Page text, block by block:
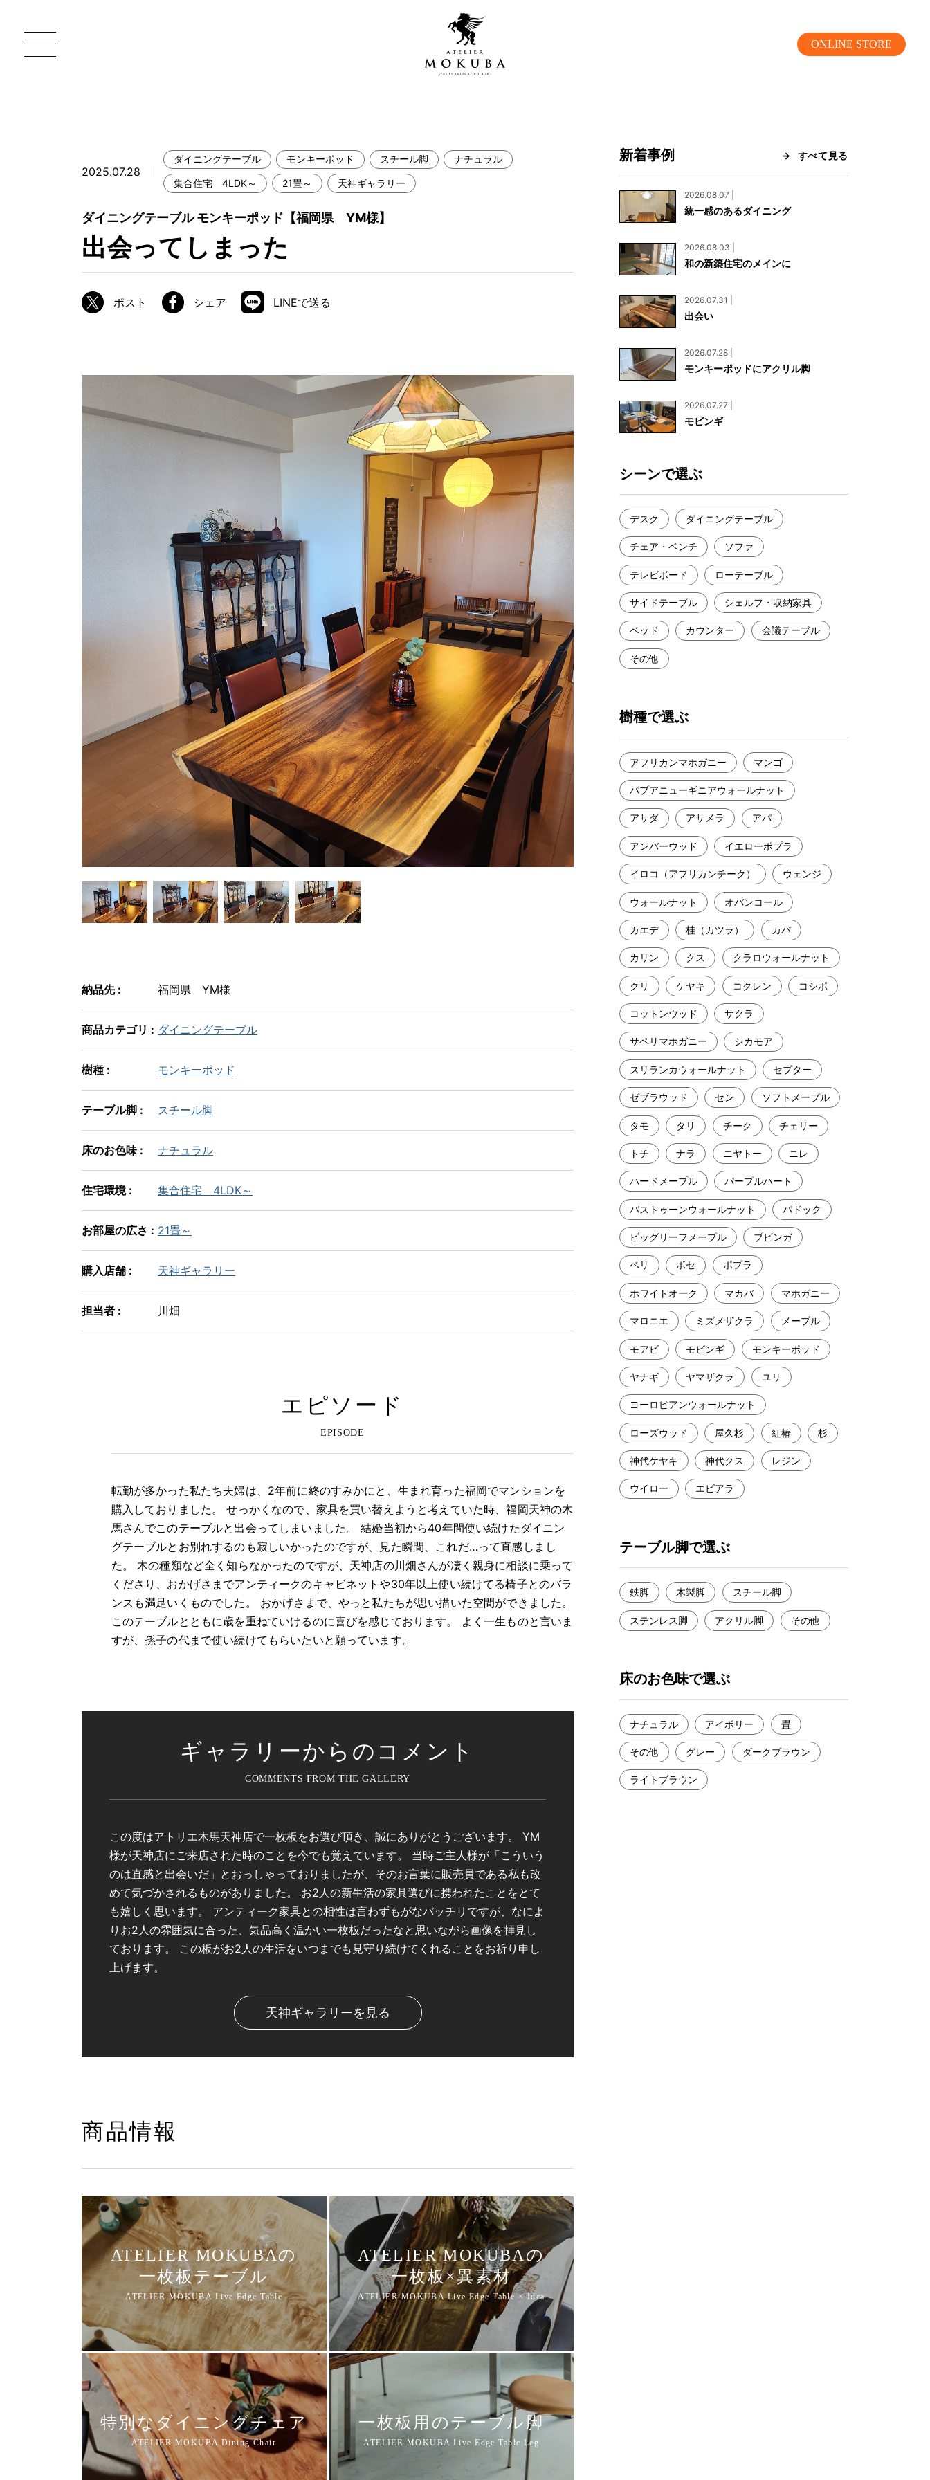
ONLINE STORE
一枚板 ATELIER MOKUBA HOME
MOKUBA について
ブランドコンセプト
加工技術
ATELIER MOKUBAの一枚板×異素材
特別なダイニングチェア
一枚板用のテーブル脚
コーディネート集
メンテナンス方法
直営店
新宿ギャラリー
【アウトレット取扱店】
大川ギャラリー【本店】
天神ギャラリー
公式オンラインストア
WEBカタログ
全商品一覧
納品事例（店舗・オフィス）
EVENT
BLOG
メディア美術協力実績
よくあるご質問
お問い合わせ
資料請求
工務店様・設計会社様向けお問い合わせ
一枚板買い取りに関して
2025.07.28
ダイニングテーブル モンキーポッド スチール脚 ナチュラル
集合住宅 4LDK～ 21畳～ 天神ギャラリー
出会ってしまった
ダイニングテーブル モンキーポッド【福岡県 YM様】
ポスト シェア LINEで送る
納品先 : 福岡県 YM様
商品カテゴリ : ダイニングテーブル
樹種 : モンキーポッド
テーブル脚 : スチール脚
床のお色味 : ナチュラル
住宅環境 : 集合住宅 4LDK～
お部屋の広さ : 21畳～
購入店舗 : 天神ギャラリー
担当者 : 川畑
エピソード
転勤が多かった私たち夫婦は、2年前に終のすみかにと、生まれ育った福岡でマンションを
購入しておりました。 せっかくなので、家具を買い替えようと考えていた時、福岡天神の木
馬さんでこのテーブルと出会ってしまいました。 結婚当初から40年間使い続けたダイニン
グテーブルとお別れするのも寂しいかったのですが、見た瞬間、これだ…って直感しまし
た。 木の種類など全く知らなかったのですが、天神店の川畑さんが凄く親身に相談に乗って
くださり、おかげさまでアンティークのキャビネットや30年以上使い続けてる椅子とのバラ
ンスも満足いくものでした。 おかげさまで、やっと私たちが思い描いた空間ができました。
このテーブルとともに歳を重ねていけるのに喜びを感じております。 よく一生ものと言いま
すが、孫子の代まで使い続けてもらいたいと願っています。
ギャラリーからのコメント
この度はアトリエ木馬天神店で一枚板をお選び頂き、誠にありがとうございます。 YM
様が天神店にご来店された時のことを今でも覚えています。 当時ご主人様が「こういう
のは直感と出会いだ」とおっしゃっておりましたが、そのお言葉に販売員である私も改
めて気づかされるものがありました。 お2人の新生活の家具選びに携われたことをとて
も嬉しく思います。 アンティーク家具との相性は言わずもがなバッチリですが、なによ
りお2人の雰囲気に合った、気品高く温かい一枚板だったなと思いながら画像を拝見し
ております。 この板がお2人の生活をいつまでも見守り続けてくれることをお祈り申し
上げます。
天神ギャラリーを見る
商品情報
ATELIER MOKUBAの
一枚板テーブル
ATELIER MOKUBAの
一枚板×異素材
特別なダイニングチェア 一枚板用のテーブル脚
新着事例 すべて見る
2026.08.07 |
統一感のあるダイニング
2026.08.03 |
和の新築住宅のメインに
2026.07.31 |
出会い
2026.07.28 |
モンキーポッドにアクリル脚
2026.07.27 |
モビンギ
シーンで選ぶ
デスク ダイニングテーブル
チェア・ベンチ ソファ
テレビボード ローテーブル
サイドテーブル シェルフ・収納家具
ベッド カウンター 会議テーブル
その他
樹種で選ぶ
アフリカンマホガニー マンゴ
パプアニューギニアウォールナット
アサダ アサメラ アパ
アンバーウッド イエローポプラ
イロコ（アフリカンチーク） ウェンジ
ウォールナット オバンコール
カエデ 桂（カツラ） カバ
カリン クス クラロウォールナット
クリ ケヤキ コクレン コシポ
コットンウッド サクラ
サペリマホガニー シカモア
スリランカウォールナット セプター
ゼブラウッド セン ソフトメープル
タモ タリ チーク チェリー
トチ ナラ ニヤトー ニレ
ハードメープル パープルハート
バストゥーンウォールナット パドック
ビッグリーフメープル ブビンガ
ベリ ボセ ポプラ
ホワイトオーク マカバ マホガニー
マロニエ ミズメザクラ メープル
モアビ モビンギ モンキーポッド
ヤナギ ヤマザクラ ユリ
ヨーロピアンウォールナット
ローズウッド 屋久杉 紅椿 杉
神代ケヤキ 神代クス レジン
ウイロー エビアラ
テーブル脚で選ぶ
鉄脚 木製脚 スチール脚
ステンレス脚 アクリル脚 その他
床のお色味で選ぶ
ナチュラル アイボリー 畳
その他 グレー ダークブラウン
ライトブラウン